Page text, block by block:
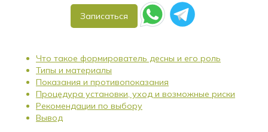
Записаться
Что такое формирователь десны и его роль
Типы и материалы
Показания и противопоказания
Процедура установки, уход и возможные риски
Рекомендации по выбору
Вывод